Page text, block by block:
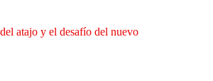
atajo y el desafío del nuevo